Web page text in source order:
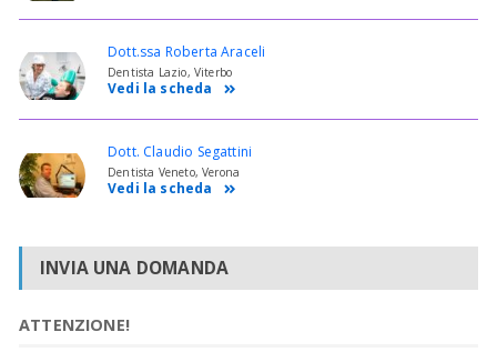
Dott.ssa Roberta Araceli
Dentista Lazio, Viterbo
Vedi la scheda
Dott. Claudio Segattini
Dentista Veneto, Verona
Vedi la scheda
INVIA UNA DOMANDA
ATTENZIONE!